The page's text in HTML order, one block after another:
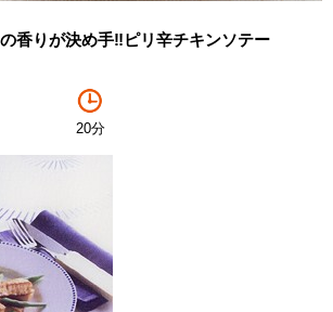
香りが決め手‼ピリ辛チキンソテー
20分